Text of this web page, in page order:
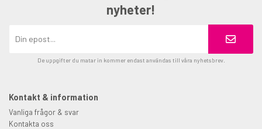
nyheter!
De uppgifter du matar in kommer endast användas till våra nyhetsbrev.
Kontakt & information
Vanliga frågor & svar
Kontakta oss